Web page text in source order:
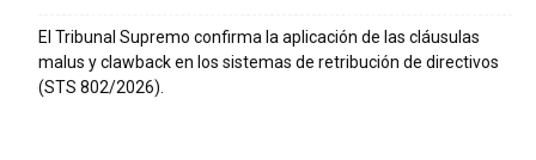
El Tribunal Supremo confirma la aplicación de las cláusulas
malus y clawback en los sistemas de retribución de directivos
(STS 802/2026).